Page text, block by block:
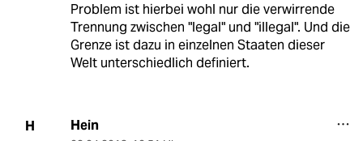
Problem ist hierbei wohl nur die verwirrende
Trennung zwischen "legal" und "illegal". Und die
Grenze ist dazu in einzelnen Staaten dieser
Welt unterschiedlich definiert.
H Hein